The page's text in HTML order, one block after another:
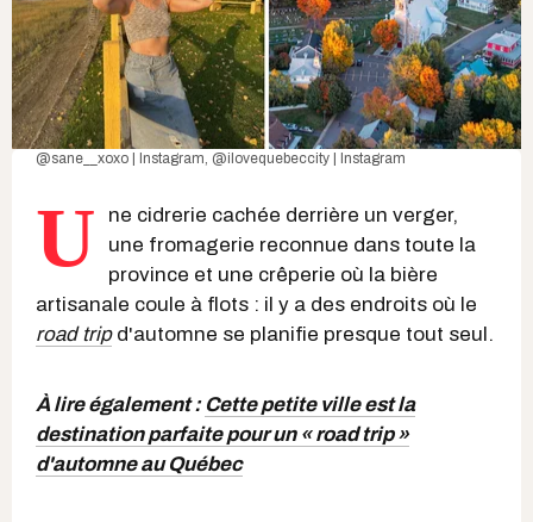
@sane__xoxo | Instagram, @ilovequebeccity | Instagram
U
ne cidrerie cachée derrière un verger,
une fromagerie reconnue dans toute la
province et une crêperie où la bière
artisanale coule à flots : il y a des endroits où le
road tripd'automne se planifie presque tout seul.
À lire également : Cette petite ville est la
destination parfaite pour un « road trip »
d'automne au Québec